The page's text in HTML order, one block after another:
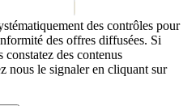
des contrôles pour
des offres diffusées. Si
constatez des contenus
nous le signaler en cliquant sur